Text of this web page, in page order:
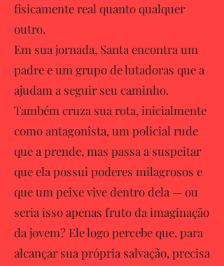
fisicamente real quanto qualquer
outro.
Em sua jornada, Santa encontra um
padre e um grupo de lutadoras que a
ajudam a seguir seu caminho.
Também cruza sua rota, inicialmente
como antagonista, um policial rude
que a prende, mas passa a suspeitar
que ela possui poderes milagrosos e
que um peixe vive dentro dela — ou
seria isso apenas fruto da imaginação
da jovem? Ele logo percebe que, para
alcançar sua própria salvação, precisa